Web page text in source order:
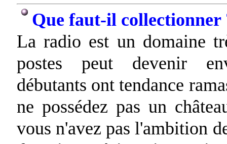
Que faut-il collectionner
La radio est un domaine
postes peut devenir
débutants ont tendance
ne possédez pas un
vous n'avez pas l'ambition